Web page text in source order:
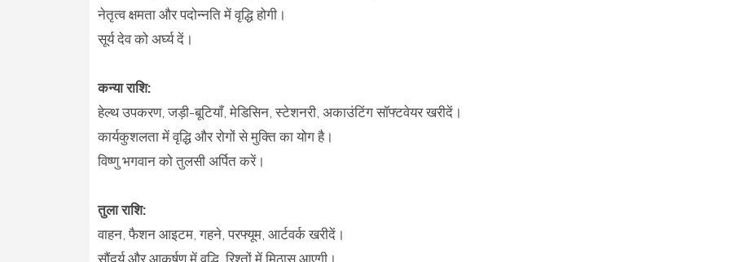
नेतृत्व क्षमता और पदोन्नति में वृद्धि होगी।
सूर्य देव को अर्घ्य दें।
कन्या राशि:
हेल्थ उपकरण, जड़ी-बूटियाँ, मेडिसिन, स्टेशनरी, अकाउंटिंग सॉफ्टवेयर खरीदें।
कार्यकुशलता में वृद्धि और रोगों से मुक्ति का योग है।
विष्णु भगवान को तुलसी अर्पित करें।
तुला राशि:
वाहन, फैशन आइटम, गहने, परफ्यूम, आर्टवर्क खरीदें।